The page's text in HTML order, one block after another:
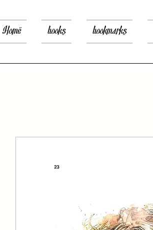
Home books bookmarks